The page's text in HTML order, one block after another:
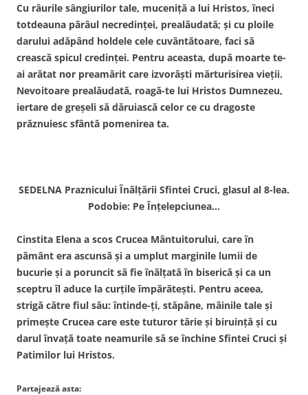
Cu râurile sângiurilor tale, muceniţă a lui Hristos, îneci
totdeauna pârâul necredinţei, prealăudată; şi cu ploile
darului adăpând holdele cele cuvântătoare, faci să
crească spicul credinţei. Pentru aceasta, după moarte te-
ai arătat nor preamărit care izvorăşti mărturisirea vieţii.
Nevoitoare prealăudată, roagă-te lui Hristos Dumnezeu,
iertare de greşeli să dăruiască celor ce cu dragoste
prăznuiesc sfântă pomenirea ta.
SEDELNA Praznicului Înălţării Sfintei Cruci, glasul al 8-lea.
Podobie: Pe Înţelepciunea…
Cinstita Elena a scos Crucea Mântuitorului, care în
pământ era ascunsă şi a umplut marginile lumii de
bucurie şi a poruncit să fie înălţată în biserică şi ca un
sceptru îl aduce la curţile împărăteşti. Pentru aceea,
strigă către fiul său: întinde-ţi, stăpâne, mâinile tale şi
primeşte Crucea care este tuturor tărie şi biruinţă şi cu
darul învaţă toate neamurile să se închine Sfintei Cruci şi
Patimilor lui Hristos.
Partajează asta: